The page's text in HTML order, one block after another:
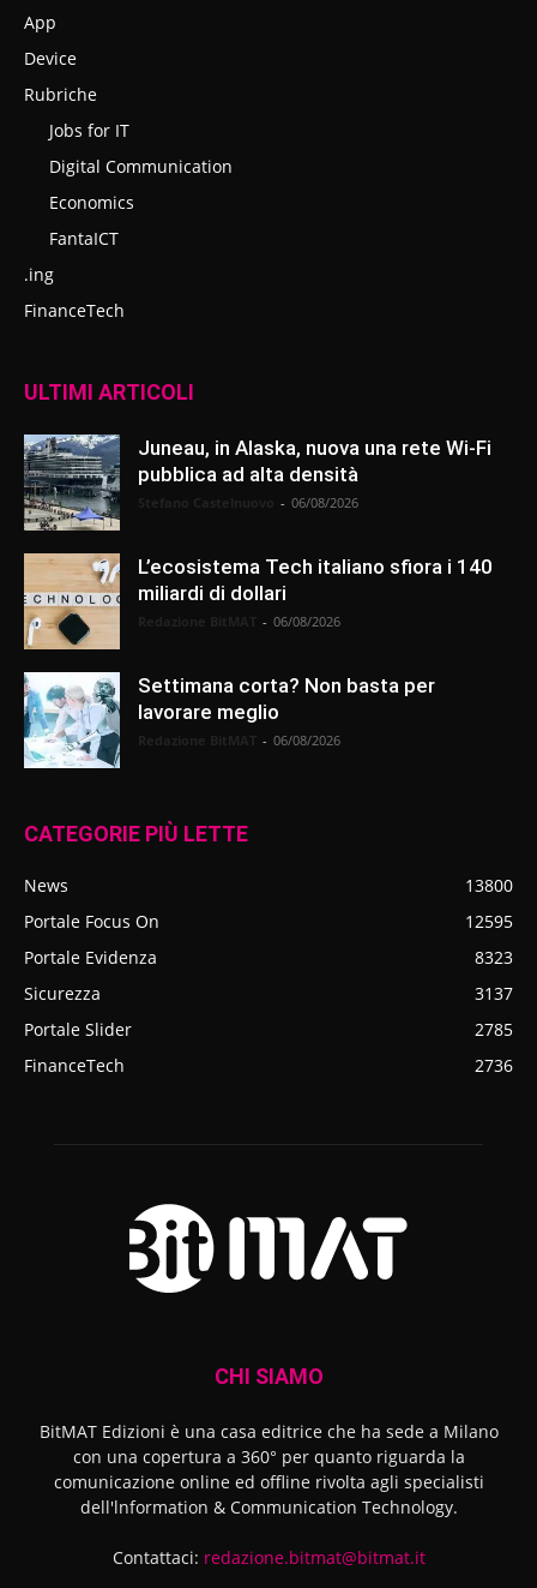
App
Device
Rubriche
Jobs for IT
Digital Communication
Economics
FantaICT
.ing
FinanceTech
ULTIMI ARTICOLI
Juneau, in Alaska, nuova una rete Wi-Fi
pubblica ad alta densità
- 06/08/2026
L’ecosistema Tech italiano sfiora i 140
miliardi di dollari
- 06/08/2026
Settimana corta? Non basta per
lavorare meglio
- 06/08/2026
CATEGORIE PIÙ LETTE
News
13800
Portale Focus On
12595
Portale Evidenza
8323
Sicurezza
3137
Portale Slider
2785
FinanceTech
2736
CHI SIAMO
BitMAT Edizioni è una casa editrice che ha sede a Milano
con una copertura a 360° per quanto riguarda la
comunicazione online ed offline rivolta agli specialisti
dell'lnformation & Communication Technology.
Contattaci: redazione.bitmat@bitmat.it